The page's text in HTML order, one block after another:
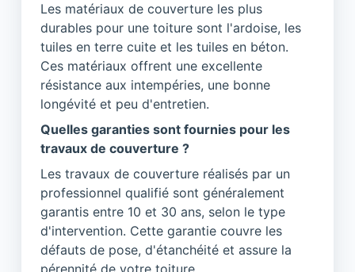
Les matériaux de couverture les plus
durables pour une toiture sont l'ardoise, les
tuiles en terre cuite et les tuiles en béton.
Ces matériaux offrent une excellente
résistance aux intempéries, une bonne
longévité et peu d'entretien.
Quelles garanties sont fournies pour les
travaux de couverture ?
Les travaux de couverture réalisés par un
professionnel qualifié sont généralement
garantis entre 10 et 30 ans, selon le type
d'intervention. Cette garantie couvre les
défauts de pose, d'étanchéité et assure la
pérennité de votre toiture.